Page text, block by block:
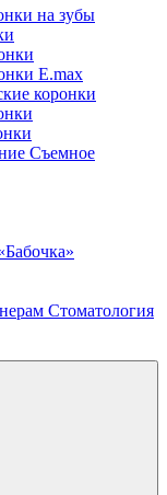
на зубы
E.max
коронки
Съемное
Стоматология